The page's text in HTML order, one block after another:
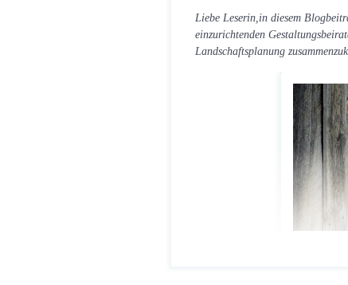
T.Dreier
Liebe Leserin,in diesem
einzurichtenden
Landschaftsplanung